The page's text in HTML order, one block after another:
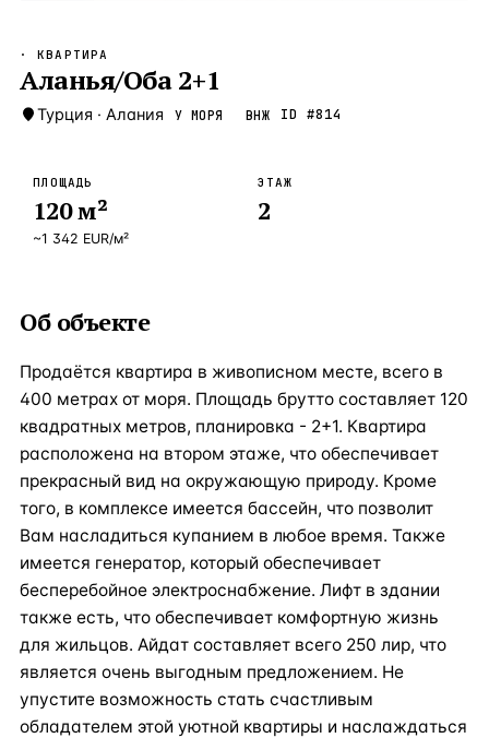
Новороссийск — Локация
Стамбул —Локация
ЧАСТО ИЩУТ
Турция Россия
· КВАРТИРА
Аланья/Оба 2+1
Турция · Алания У МОРЯ ВНЖ ID #814
ПЛОЩАДЬ
120м²
~1 342 EUR/м²
ЭТАЖ
2
Об объекте
Продаётся квартира в живописном месте, всего в
400 метрах от моря. Площадь брутто составляет 120
квадратных метров, планировка - 2+1. Квартира
расположена на втором этаже, что обеспечивает
прекрасный вид на окружающую природу. Кроме
того, в комплексе имеется бассейн, что позволит
Вам насладиться купанием в любое время. Также
имеется генератор, который обеспечивает
бесперебойное электроснабжение. Лифт в здании
также есть, что обеспечивает комфортную жизнь
для жильцов. Айдат составляет всего 250 лир, что
является очень выгодным предложением. Не
упустите возможность стать счастливым
обладателем этой уютной квартиры и наслаждаться